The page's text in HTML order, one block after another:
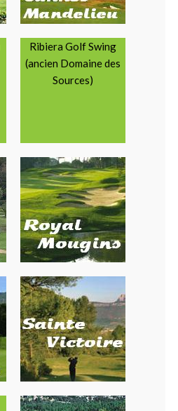
Ribiera Golf Swing
(ancien Domaine des
Sources)